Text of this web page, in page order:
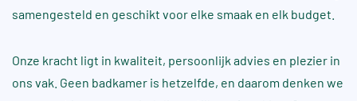
samengesteld en geschikt voor elke smaak en elk budget.
Onze kracht ligt in kwaliteit, persoonlijk advies en plezier in
ons vak. Geen badkamer is hetzelfde, en daarom denken we